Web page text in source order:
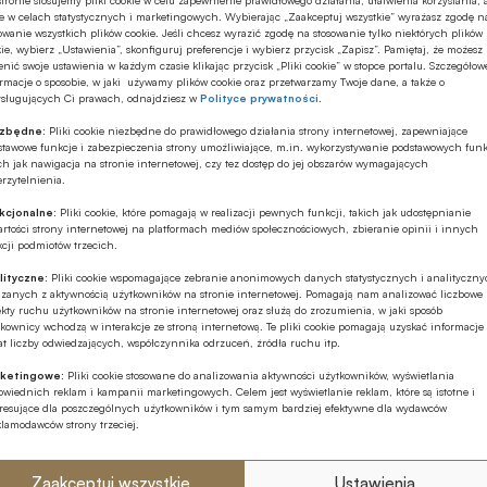
w celach statystycznych i marketingowych. Wybierając „Zaakceptuj wszystkie” wyrażasz zgodę
wszystkich plików cookie. Jeśli chcesz wyrazić zgodę na stosowanie tylko niektórych plików
wybierz „Ustawienia”, skonfiguruj preferencje i wybierz przycisk „Zapisz”. Pamiętaj, że możesz
swoje ustawienia w każdym czasie klikając przycisk „Pliki cookie” w stopce portalu.
o sposobie, w jaki używamy plików cookie oraz przetwarzamy Twoje dane, a także o
Ci prawach, odnajdziesz wPolityce prywatności
Pliki cookie niezbędne do prawidłowego działania strony internetowej, zapewniające
funkcje i zabezpieczenia strony umożliwiające, m.in. wykorzystywanie podstawowych
jak nawigacja na stronie internetowej, czy tez dostęp do jej obszarów wymagających
Pliki cookie, które pomagają w realizacji pewnych funkcji, takich jak udostępnianie
strony internetowej na platformach mediów społecznościowych, zbieranie opinii i innych
podmiotów trzecich.
Pliki cookie wspomagające zebranie anonimowych danych statystycznych i
z aktywnością użytkowników na stronie internetowej. Pomagają nam analizować liczbowe
ruchu użytkowników na stronie internetowej oraz służą do zrozumienia, w jaki sposób
wchodzą w interakcje ze stroną internetową. Te pliki cookie pomagają uzyskać informacje
liczby odwiedzających, współczynnika odrzuceń, źródła ruchu itp.
Pliki cookie stosowane do analizowania aktywności użytkowników, wyświetlania
reklam i kampanii marketingowych. Celem jest wyświetlanie reklam, które są istotne i
dla poszczególnych użytkowników i tym samym bardziej efektywne dla wydawców
strony trzeciej.
nowym prezesem PFR Towarzystwa Funduszy
(PFR TFI) – poinformował Fundusz w
Piotr Dmuchowski 3 grudnia 2024 roku
ze stanowiska wiceprezesa TFI PZU.
04.12.2024 00:14
nowych wiceprezesów w
TFI PZU od 1 stycznia ‘25
Leśniczak i Marcin Jakubiak zostali wybrali
radę nadzorczą na wiceprezesów TFI PZU –
Fundusz w komunikacie. Z zarządu
Piotr Dmuchowski, który z dniem 1 stycznia
roku będzie prezesem PFR TFI oraz Artur Trela.
2024/09 14.09.2024 00:20
PZU SA | O dobre życie na